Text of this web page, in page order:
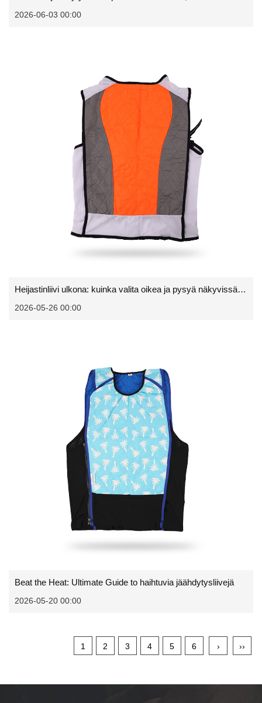
2026-06-03 00:00
Heijastinliivi ulkona: kuinka valita oikea ja pysyä näkyvissä ja turvassa
2026-05-26 00:00
Beat the Heat: Ultimate Guide to haihtuvia jäähdytysliivejä
2026-05-20 00:00
1 2 3 4 5 6 › ››